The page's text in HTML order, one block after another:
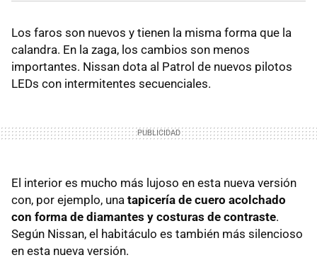
Los faros son nuevos y tienen la misma forma que la
calandra. En la zaga, los cambios son menos
importantes. Nissan dota al Patrol de nuevos pilotos
LEDs con intermitentes secuenciales.
El interior es mucho más lujoso en esta nueva versión
con, por ejemplo, una tapicería de cuero acolchado
con forma de diamantes y costuras de contraste.
Según Nissan, el habitáculo es también más silencioso
en esta nueva versión.